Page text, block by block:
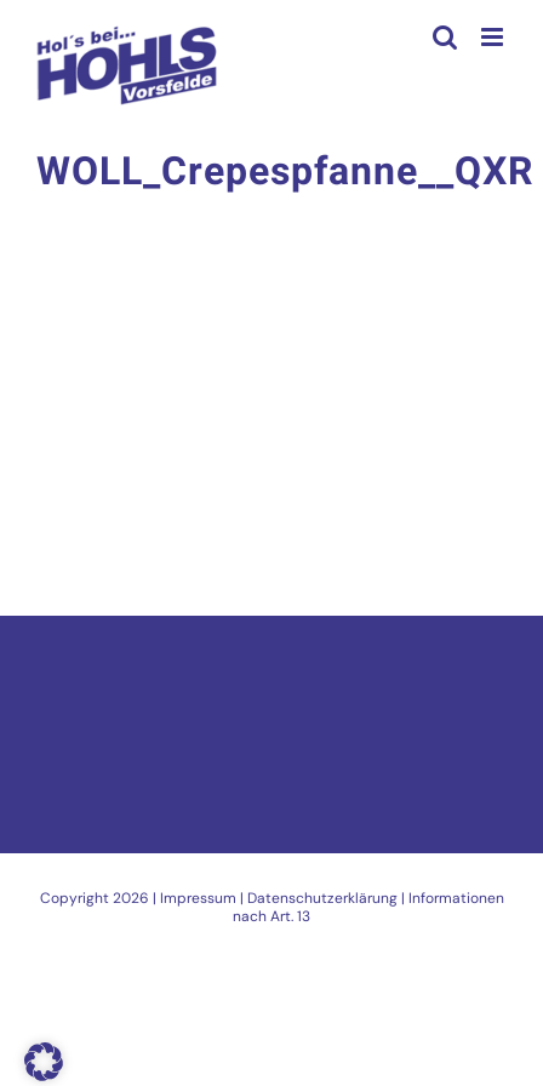
Inhalt
springen
WOLL_Crepespfanne__QXR
Copyright2026 | Impressum | Datenschutzerklärung| Informationen
nach Art. 13